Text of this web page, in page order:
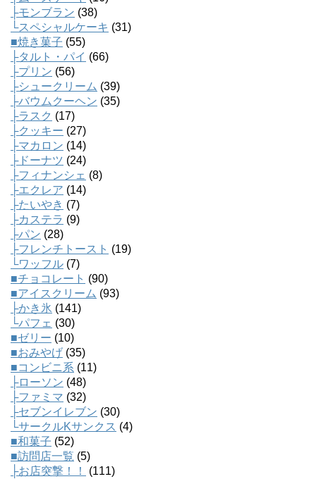
├モンブラン (38)
└スペシャルケーキ (31)
■焼き菓子 (55)
├タルト・パイ (66)
├プリン (56)
├シュークリーム (39)
├バウムクーヘン (35)
├ラスク (17)
├クッキー (27)
├マカロン (14)
├ドーナツ (24)
├フィナンシェ (8)
├エクレア (14)
├たいやき (7)
├カステラ (9)
├パン (28)
├フレンチトースト (19)
└ワッフル (7)
■チョコレート (90)
■アイスクリーム (93)
├かき氷 (141)
└パフェ (30)
■ゼリー (10)
■おみやげ (35)
■コンビニ系 (11)
├ローソン (48)
├ファミマ (32)
├セブンイレブン (30)
└サークルKサンクス (4)
■和菓子 (52)
■訪問店一覧 (5)
├お店突撃！！
(111)